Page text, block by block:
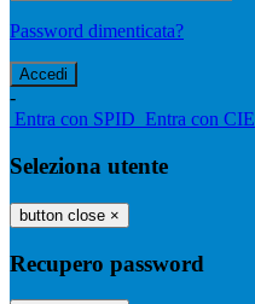
Password dimenticata?
-
Entra con SPID Entra con CIE
Seleziona utente
button close ×
Recupero password